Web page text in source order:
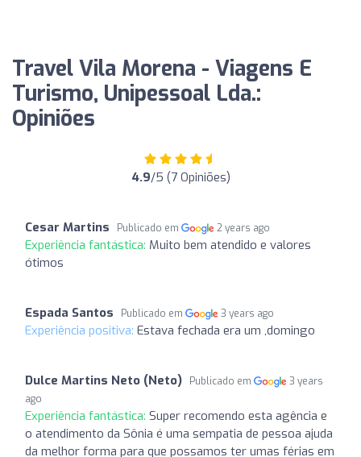
Travel Vila Morena - Viagens E
Turismo, Unipessoal Lda.:
Opiniões
4.9/5 (7 Opiniões)
Cesar Martins Publicado em 2 years ago
Experiência fantástica: Muito bem atendido e valores
ótimos
Espada Santos Publicado em 3 years ago
Experiência positiva: Estava fechada era um ,domingo
Dulce Martins Neto (Neto) Publicado em
3 years
ago
Experiência fantástica: Super recomendo esta agência e
o atendimento da Sônia é uma sempatia de pessoa ajuda
da melhor forma para que possamos ter umas férias em